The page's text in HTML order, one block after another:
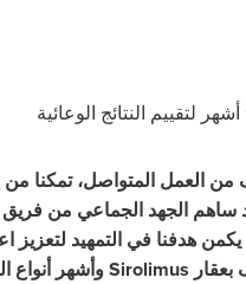
العمل المتواصل، تمكنا من
هدفنا في التمهيد لتعزيز
بعقار Sirolimusوأشهر أنواع